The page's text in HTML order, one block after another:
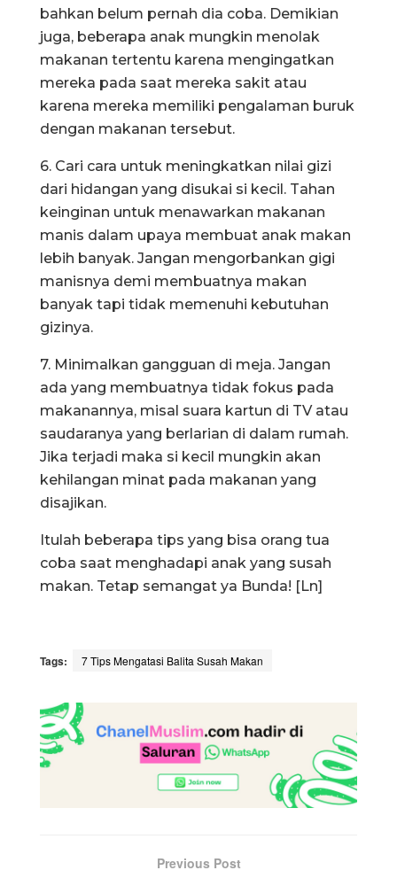
bahkan belum pernah dia coba. Demikian
juga, beberapa anak mungkin menolak
makanan tertentu karena mengingatkan
mereka pada saat mereka sakit atau
karena mereka memiliki pengalaman buruk
dengan makanan tersebut.
6. Cari cara untuk meningkatkan nilai gizi
dari hidangan yang disukai si kecil. Tahan
keinginan untuk menawarkan makanan
manis dalam upaya membuat anak makan
lebih banyak. Jangan mengorbankan gigi
manisnya demi membuatnya makan
banyak tapi tidak memenuhi kebutuhan
gizinya.
7. Minimalkan gangguan di meja. Jangan
ada yang membuatnya tidak fokus pada
makanannya, misal suara kartun di TV atau
saudaranya yang berlarian di dalam rumah.
Jika terjadi maka si kecil mungkin akan
kehilangan minat pada makanan yang
disajikan.
Itulah beberapa tips yang bisa orang tua
coba saat menghadapi anak yang susah
makan. Tetap semangat ya Bunda! [Ln]
Tags: 7 Tips Mengatasi Balita Susah Makan
Previous Post